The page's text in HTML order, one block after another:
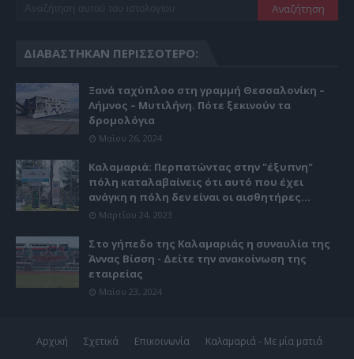
ΔΙΑΒΆΣΤΗΚΑΝ ΠΕΡΙΣΣΌΤΕΡΟ:
Ξανά ταχύπλοο στη γραμμή Θεσσαλονίκη –
Λήμνος – Μυτιλήνη. Πότε ξεκινούν τα
δρομολόγια
Μαΐου 26, 2024
Καλαμαριά: Περπατώντας στην "έξυπνη"
πόλη καταλαβαίνεις ότι αυτό που έχει
ανάγκη η πόλη δεν είναι οι αισθητήρες...
Μαρτίου 24, 2023
Στο γήπεδο της Καλαμαριάς η συναυλία της
Άννας Βίσση - Δείτε την ανακοίνωση της
εταιρείας
Μαΐου 23, 2024
Αρχική Σχετικά Επικοινωνία Καλαμαριά - Με μία ματιά